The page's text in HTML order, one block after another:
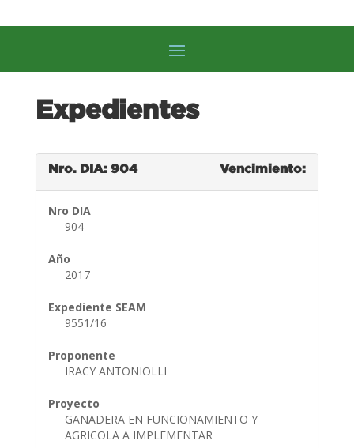
Expedientes
Nro. DIA: 904 Vencimiento:
Nro DIA
904
Año
2017
Expediente SEAM
9551/16
Proponente
IRACY ANTONIOLLI
Proyecto
GANADERA EN FUNCIONAMIENTO Y
AGRICOLA A IMPLEMENTAR